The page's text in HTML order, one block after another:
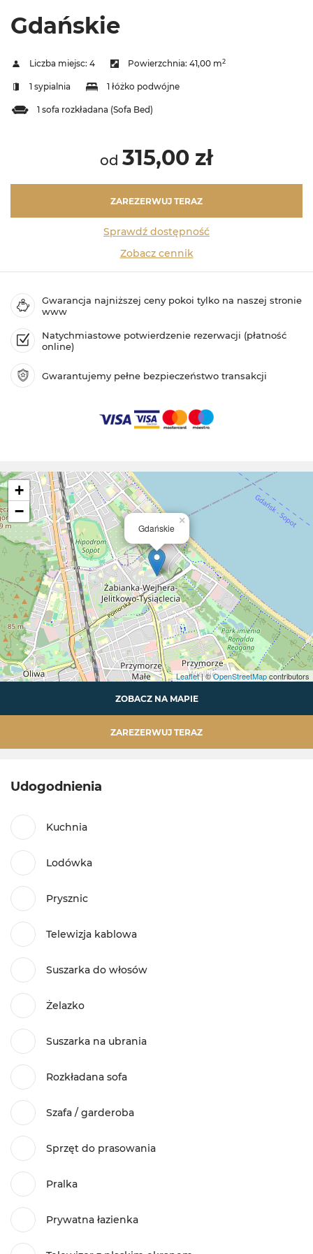
Gdańskie
Liczba miejsc: 4 Powierzchnia: 41,00 m2
1 sypialnia 1 łóżko podwójne
1 sofa rozkładana (Sofa Bed)
od 315,00 zł
ZAREZERWUJ TERAZ
Sprawdź dostępność
Zobacz cennik
Gwarancja najniższej ceny pokoi tylko na naszej stronie
www
Natychmiastowe potwierdzenie rezerwacji (płatność
online)
Gwarantujemy pełne bezpieczeństwo transakcji
Gdańskie
×
+
−
Leaflet| ©OpenStreetMapcontributors
ZOBACZ NA MAPIE
ZAREZERWUJ TERAZ
Udogodnienia
Kuchnia
Lodówka
Prysznic
Telewizja kablowa
Suszarka do włosów
Żelazko
Suszarka na ubrania
Rozkładana sofa
Szafa / garderoba
Sprzęt do prasowania
Pralka
Prywatna łazienka